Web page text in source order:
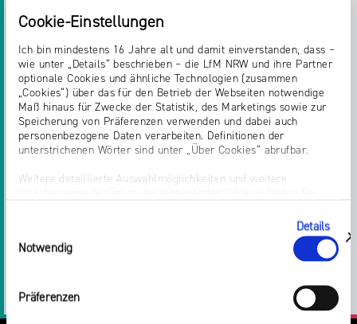
Cookie-Einstellungen
Ich bin mindestens 16 Jahre alt und damit einverstanden, dass –
wie unter „Details“ beschrieben – die LfM NRW und ihre Partner
optionale Cookies und ähnliche Technologien (zusammen
„Cookies“) über das für den Betrieb der Webseiten notwendige
Maß hinaus für Zwecke der Statistik, des Marketings sowie zur
Speicherung von Präferenzen verwenden und dabei auch
personenbezogene Daten verarbeiten. Definitionen der
unterstrichenen Wörter sind unter „Über Cookies“ abrufbar.
Weitere detaillierte Auswahlmöglichkeiten und weitere
„Einwilligung ändern“ in der Datenschutzerklärung aufgerufen
werden. Dort können Sie auch Ihre Einwilligung jederzeit mit
Wirkung für die Zukunft widerrufen. Die vollständige Ablehnung
optionaler Cookies erfolgt über den Button „Nur notwendige
Notwendig
Präferenzen
Details
zeigen
Die Kurzanleitung, ein Infoblatt für
Pädagog*innen und alle weiteren Informationen
gibt es auf der
klicksafe-Website.
Zurück zur Liste